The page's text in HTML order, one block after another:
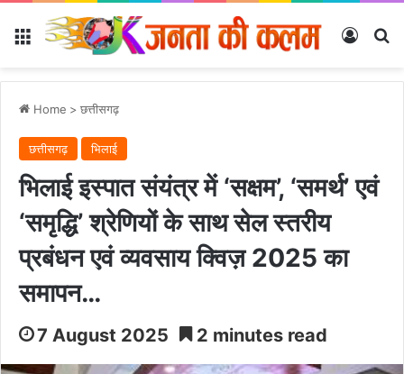
Menu Log In
Home > छत्तीसगढ़
छत्तीसगढ़ भिलाई
भिलाई इस्पात संयंत्र में ‘सक्षम’, ‘समर्थ’ एवं
‘समृद्धि’ श्रेणियों के साथ सेल स्तरीय
प्रबंधन एवं व्यवसाय क्विज़ 2025 का
समापन…
7 August 2025 2 minutes read